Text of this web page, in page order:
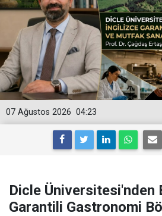
04:23
07 Ağustos 2026
Dicle Üniversitesi'nden
Garantili Gastronomi